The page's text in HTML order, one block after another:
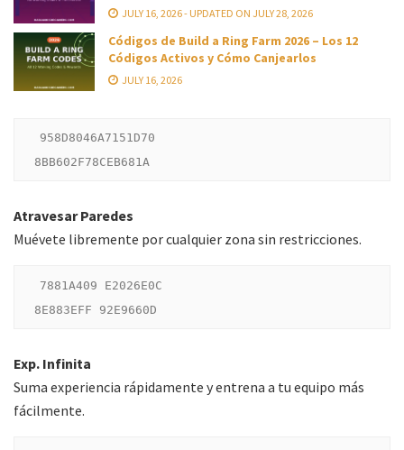
JULY 16, 2026 - UPDATED ON JULY 28, 2026
Códigos de Build a Ring Farm 2026 – Los 12
Códigos Activos y Cómo Canjearlos
JULY 16, 2026
958D8046A7151D70
Atravesar Paredes
Muévete libremente por cualquier zona sin restricciones.
7881A409 E2026E0C
Exp. Infinita
Suma experiencia rápidamente y entrena a tu equipo más
fácilmente.